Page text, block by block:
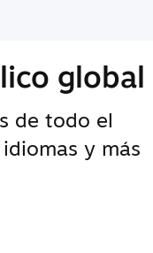
global
de todo el
y más